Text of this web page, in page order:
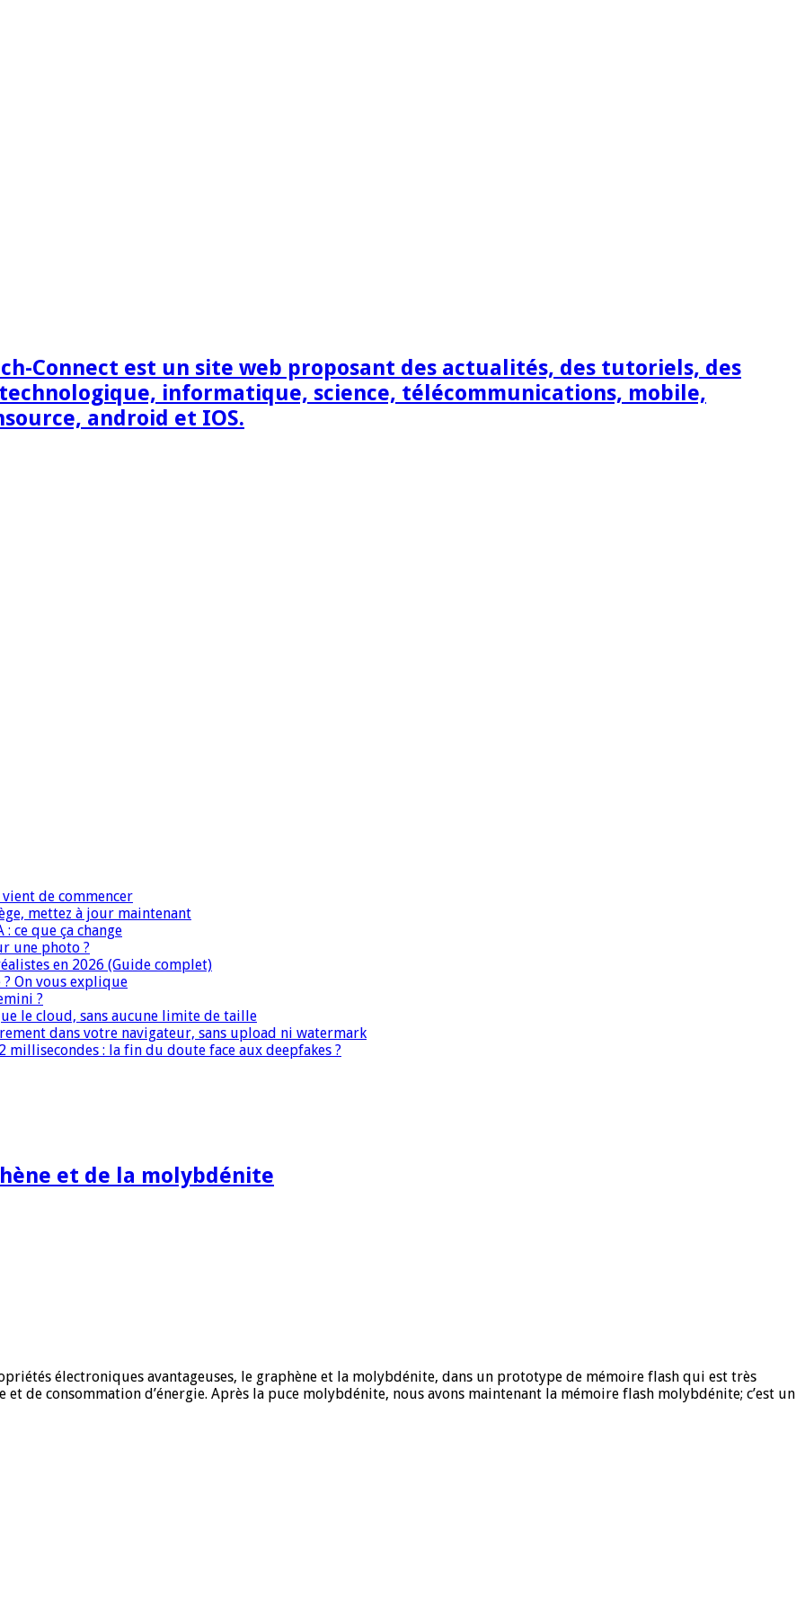
Connect est un site web proposant des actualités, des tutoriels, des
informatique, science, télécommunications, mobile,
android et IOS.
de commencer
mettez à jour maintenant
: ce que ça change
une photo ?
en 2026 (Guide complet)
? On vous explique
?
le cloud, sans aucune limite de taille
dans votre navigateur, sans upload ni watermark
: la fin du doute face aux deepfakes ?
et de la molybdénite
électroniques avantageuses, le graphène et la molybdénite, dans un prototype de mémoire flash qui est très
de consommation d’énergie. Après la puce molybdénite, nous avons maintenant la mémoire flash molybdénite; c’est un